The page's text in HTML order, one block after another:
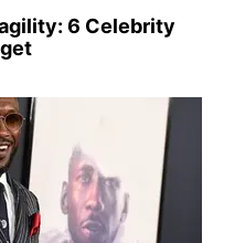
6 Celebrity